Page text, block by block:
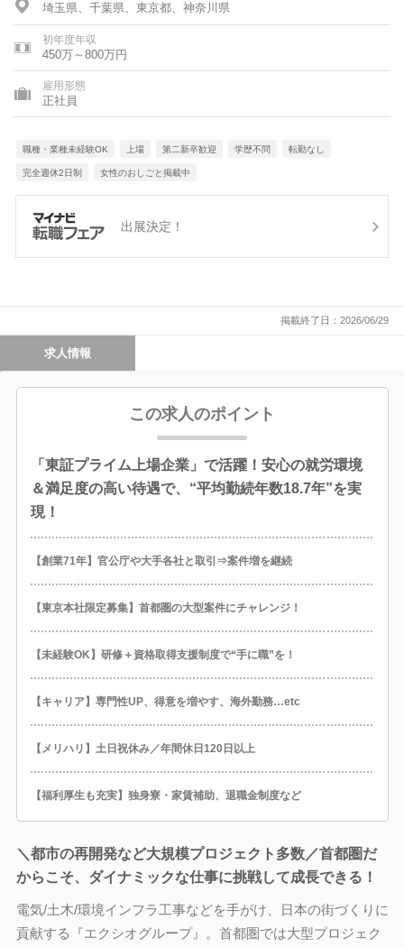
埼玉県、千葉県、東京都、神奈川県
初年度年収
450万～800万円
雇用形態
正社員
職種・業種未経験OK 上場 第二新卒歓迎 学歴不問 転勤なし
完全週休2日制 女性のおしごと掲載中
出展決定！
掲載終了日：2026/06/29
求人情報
この求人のポイント
「東証プライム上場企業」で活躍！安心の就労環境
＆満足度の高い待遇で、“平均勤続年数18.7年”を実
現！
【創業71年】官公庁や大手各社と取引⇒案件増を継続
【東京本社限定募集】首都圏の大型案件にチャレンジ！
【未経験OK】研修＋資格取得支援制度で“手に職”を！
【キャリア】専門性UP、得意を増やす、海外勤務…etc
【メリハリ】土日祝休み／年間休日120日以上
【福利厚生も充実】独身寮・家賃補助、退職金制度など
＼都市の再開発など大規模プロジェクト多数／首都圏だ
からこそ、ダイナミックな仕事に挑戦して成長できる！
電気/土木/環境インフラ工事などを手がけ、日本の街づくりに
貢献する『エクシオグループ』。首都圏では大型プロジェク